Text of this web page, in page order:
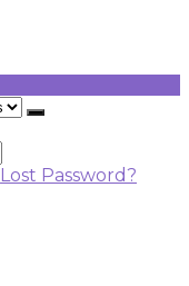
Lost Password?